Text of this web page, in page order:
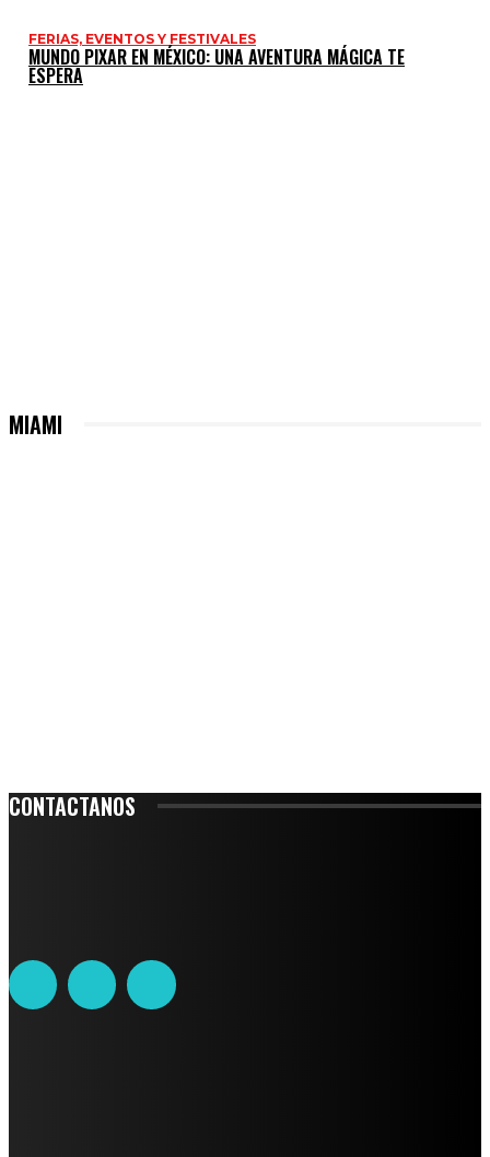
FERIAS, EVENTOS Y FESTIVALES
MUNDO PIXAR EN MÉXICO: UNA AVENTURA MÁGICA TE
ESPERA
MIAMI
CONTACTANOS